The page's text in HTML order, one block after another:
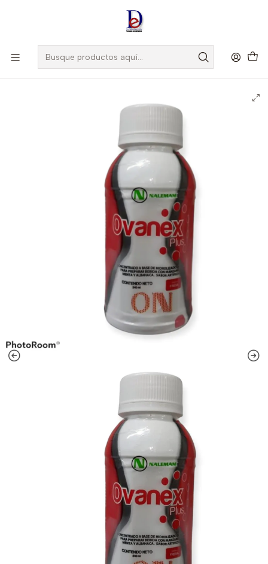
, Si eres nuevo regístrate
OVANEX PLUS JBE X 240 ML -
MANZANILLA+PIPERITA+MENTA+PAPAYA JBE FCO X 240 GR-
NALEMAN UBI 13-D